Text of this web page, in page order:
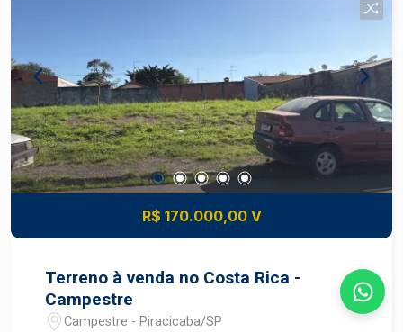
Excelente localização no Bairro Alto - Portão de
acesso individual para maior tranquilidade -
Espaço com churrasqueira para momentos de
lazer - Duas suítes que proporcionam mais
conforto - Ideal para quem busca praticidade e
qualidade de vida LOCALIZAÇÃO E ACESSO -
Localizada no Bairro Alto, em Piracicaba -
Próxima a supermercados, farmácias, escolas e
bancos - Fácil acesso a restaurantes, comércios
público e importantes vias da cidade - Bairro Alto
com infraestrutura completa e excelente
mobilidade em Piracicaba IDEAL PARA - Famílias
R$ 170.000,00 V
Terreno à venda no Costa Rica -
Campestre
Campestre - Piracicaba/SP